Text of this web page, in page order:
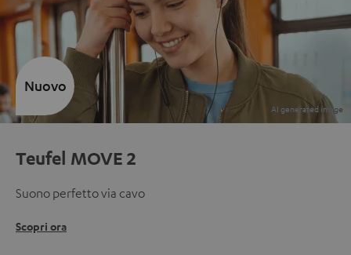
Teufel MOVE 2
Suono perfetto via cavo
Scopri ora
Nuovo